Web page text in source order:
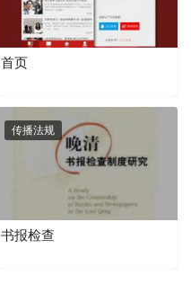
首页
传播法规
书报检查